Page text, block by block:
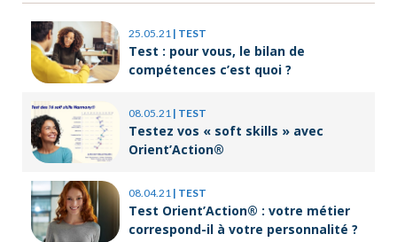
25.05.21 | TEST
Test : pour vous, le bilan de
compétences c’est quoi ?
08.05.21 | TEST
Testez vos « soft skills » avec
Orient’Action®
08.04.21 | TEST
Test Orient’Action® : votre métier
correspond-il à votre personnalité ?